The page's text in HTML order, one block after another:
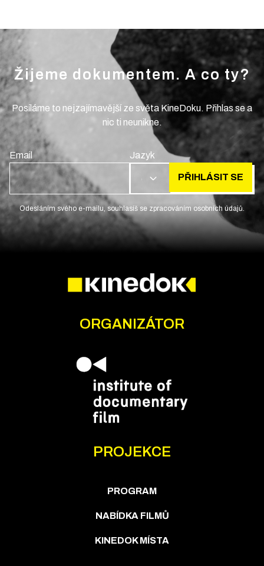
Žijeme dokumentem. A co ty?
Posíláme to nejzajímavější ze světa KineDoku. Přihlas se a
nic ti neunikne.
Email Jazyk
CS PŘIHLÁSIT SE
Odesláním svého e-mailu, souhlasíš se zpracováním osobních údajů.
ORGANIZÁTOR
PROJEKCE
PROGRAM
NABÍDKA FILMŮ
KINEDOK MÍSTA